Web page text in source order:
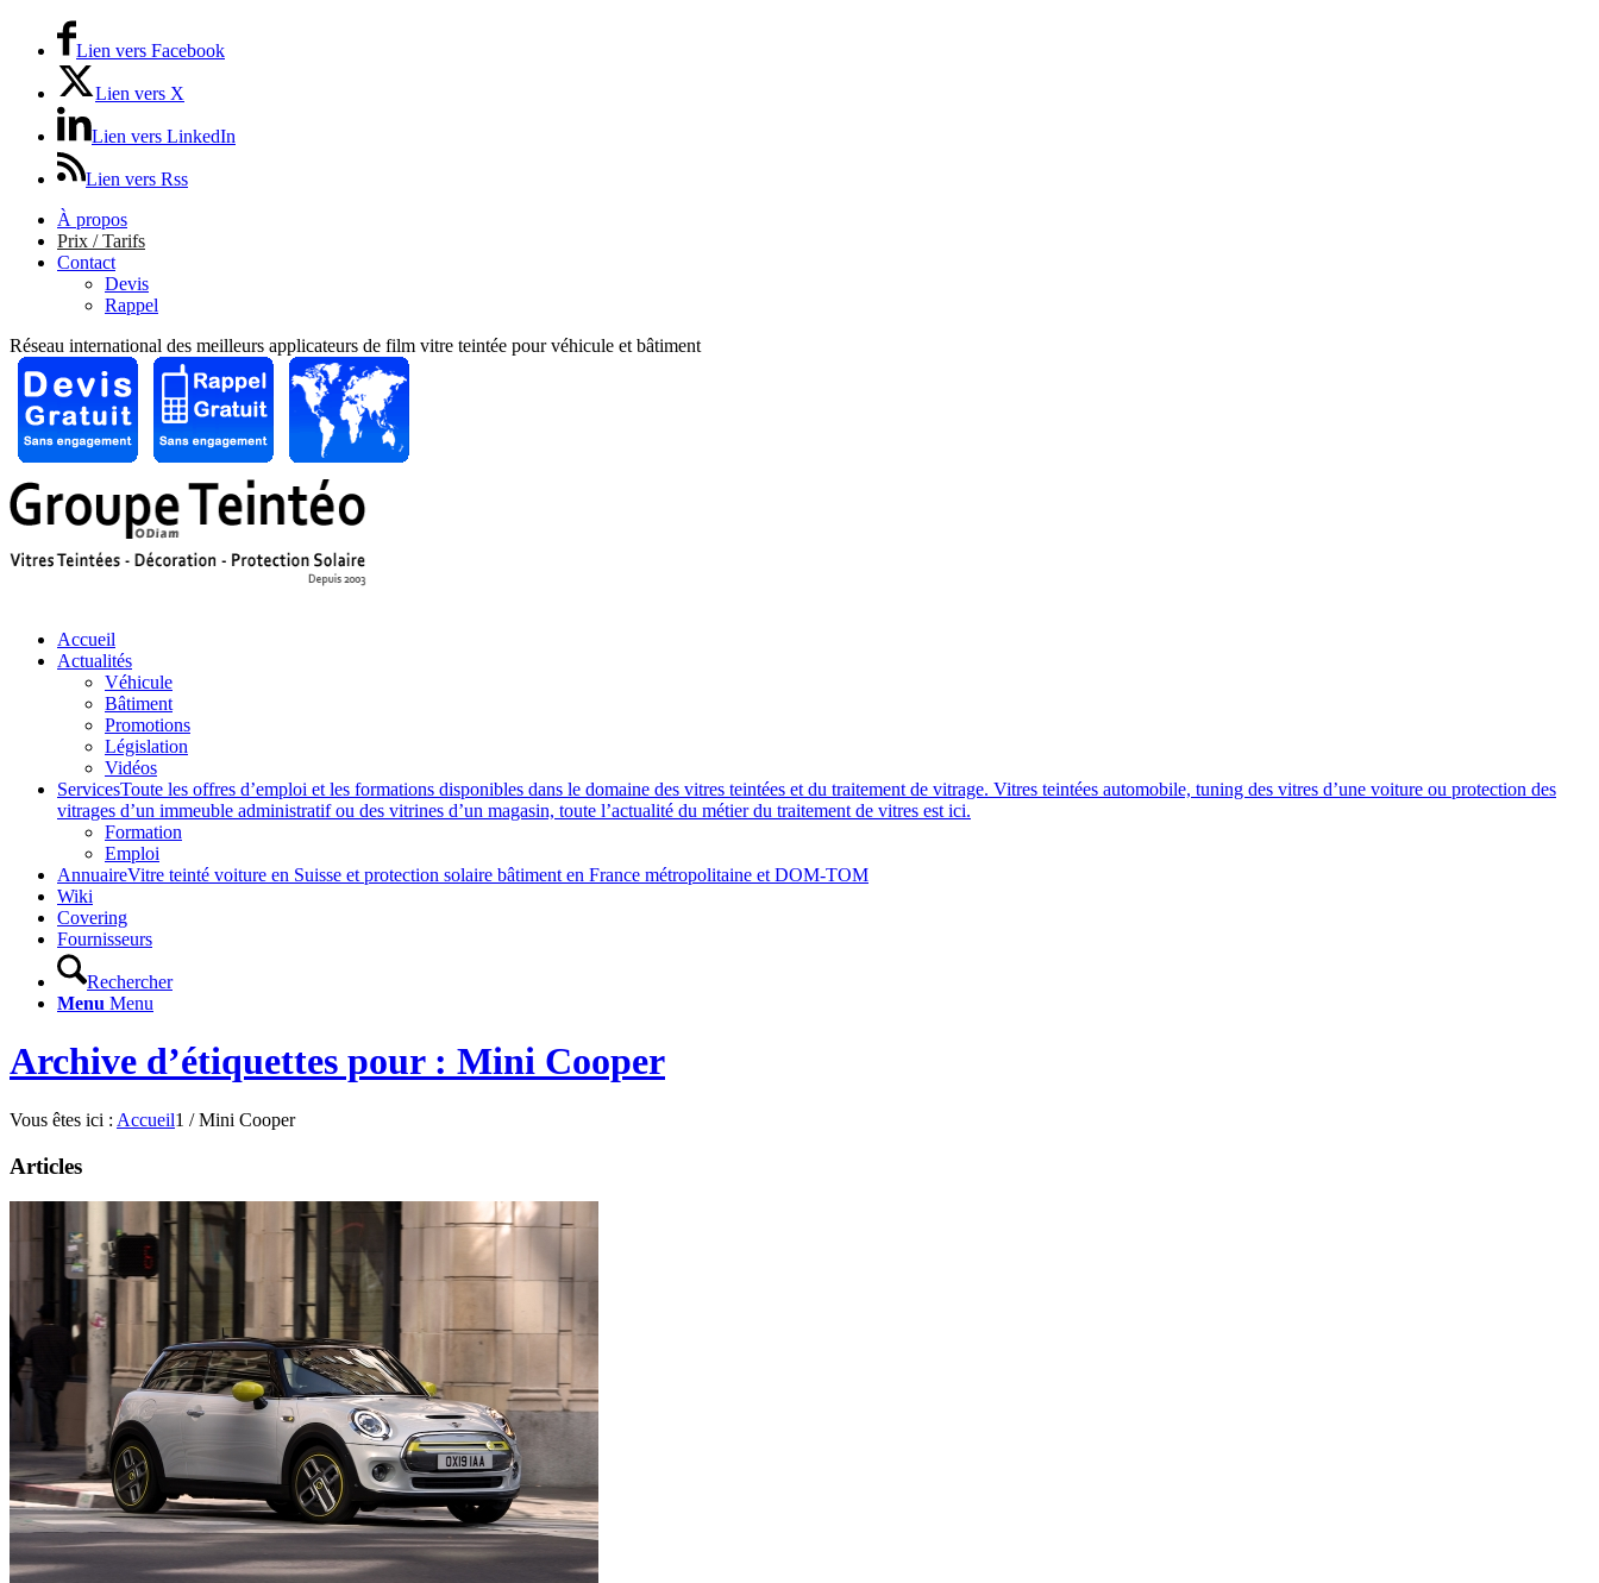
Lien vers Facebook
Lien vers X
Lien vers LinkedIn
Lien vers Rss
À propos
Prix / Tarifs
Contact
Devis
Rappel
Réseau international des meilleurs applicateurs de film vitre teintée pour véhicule et bâtiment
Accueil
Actualités
Véhicule
Bâtiment
Promotions
Législation
Vidéos
ServicesToute les offres d’emploi et les formations disponibles dans le domaine des vitres teintées et du traitement de vitrage. Vitres teintées automobile, tuning des vitres d’une voiture ou protection des
vitrages d’un immeuble administratif ou des vitrines d’un magasin, toute l’actualité du métier du traitement de vitres est ici.
Formation
Emploi
AnnuaireVitre teinté voiture en Suisse et protection solaire bâtiment en France métropolitaine et DOM-TOM
Wiki
Covering
Fournisseurs
Rechercher
Menu Menu
Archive d’étiquettes pour : Mini Cooper
Vous êtes ici : Accueil1 / Mini Cooper
Articles